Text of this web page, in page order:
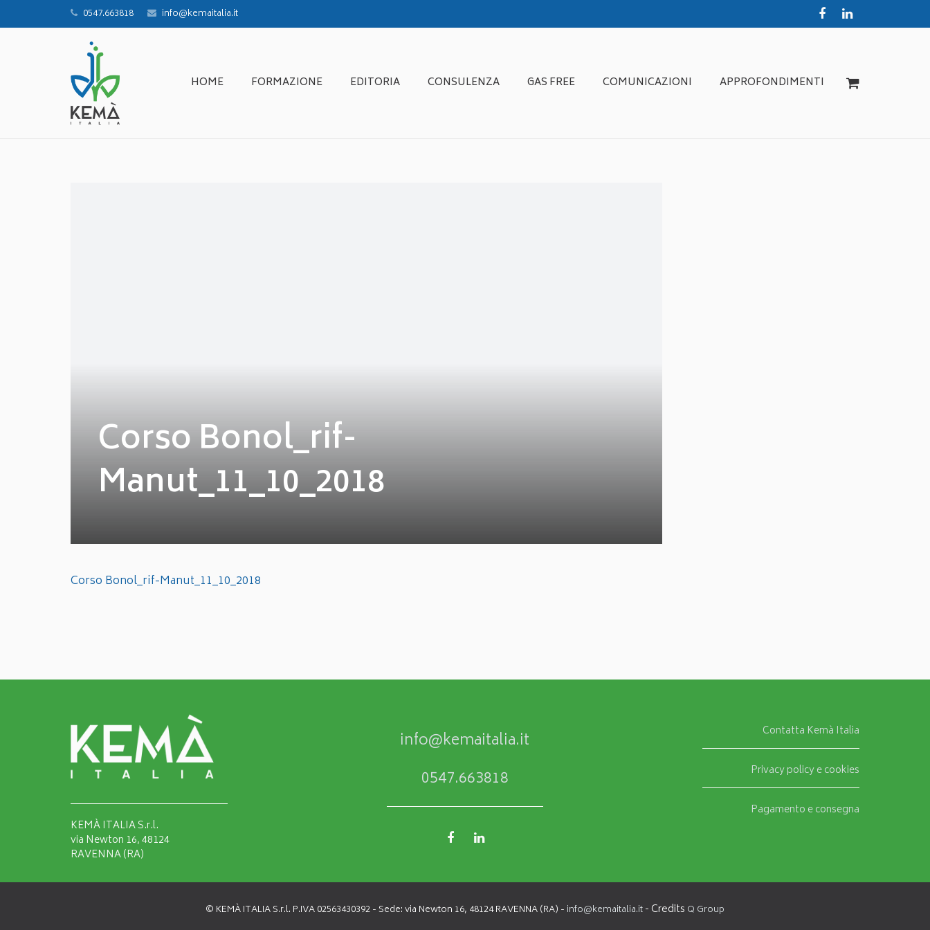
0547.663818 info@kemaitalia.it
HOME FORMAZIONE EDITORIA CONSULENZA GAS FREE COMUNICAZIONI APPROFONDIMENTI
Corso Bonol_rif-
Manut_11_10_2018
Corso Bonol_rif-Manut_11_10_2018
KEMÀ ITALIA S.r.l.
via Newton 16, 48124
RAVENNA (RA)
info@kemaitalia.it
0547.663818
Contatta Kemà Italia
Privacy policy e cookies
Pagamento e consegna
© KEMÀ ITALIA S.r.l. P.IVA 02563430392 - Sede: via Newton 16, 48124 RAVENNA (RA) - info@kemaitalia.it- Credits Q Group